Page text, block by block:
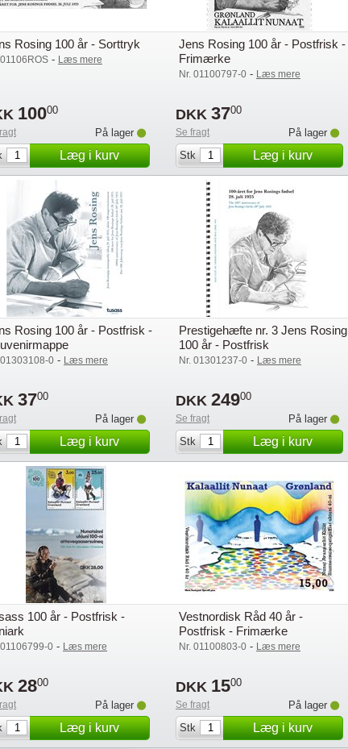
Rosing 100 år - Sorttryk
01106ROS - Læs mere
10000
På lager
Læg i kurv
Jens Rosing 100 år - Postfrisk -
Frimærke
Nr. 01100797-0 - Læs mere
DKK 3700
Se fragt
På lager
Stk
Læg i kurv
Rosing 100 år - Postfrisk -
01303108-0 - Læs mere
3700
På lager
Læg i kurv
Prestigehæfte nr. 3 Jens Rosing
100 år - Postfrisk
Nr. 01301237-0 - Læs mere
DKK 24900
Se fragt
På lager
Stk
Læg i kurv
100 år - Postfrisk -
01106799-0 - Læs mere
2800
På lager
Læg i kurv
Vestnordisk Råd 40 år -
Postfrisk - Frimærke
Nr. 01100803-0 - Læs mere
DKK 1500
Se fragt
På lager
Stk
Læg i kurv